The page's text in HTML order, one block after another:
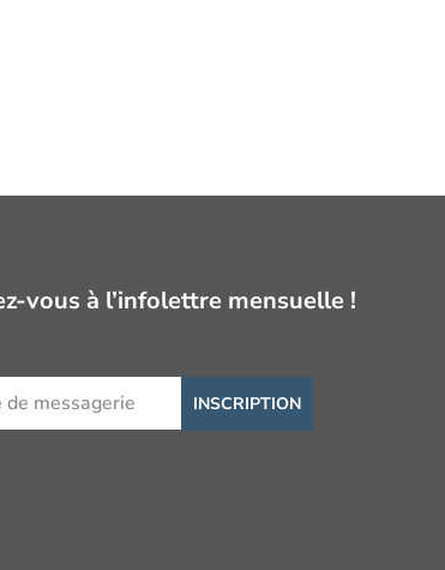
vous à l’infolettre mensuelle !
INSCRIPTION